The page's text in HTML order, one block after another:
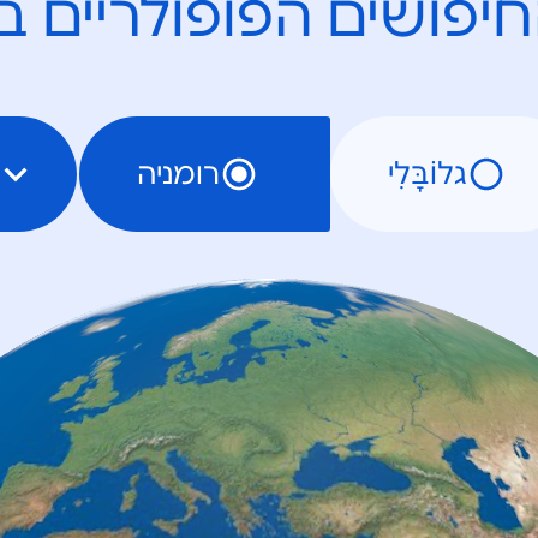
הפופולריים
גלוֹבָּלִי רומניה